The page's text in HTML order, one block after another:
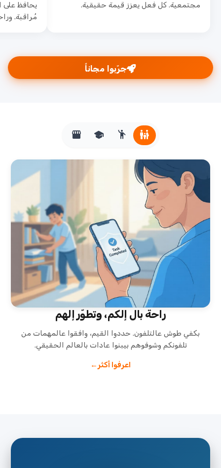
مجتمعية. كل فعل يعزز قيمة حقيقية.
يحافظ على
مُراقبة.
جرّبوا مجاناً
family_restroom
emoji_people
school
storefront
راحة بال إلكم، وتطوّر إلهم
بكفي طوش عالتلفون. حددوا القيم، وافقوا عالمهمات من
تلفونكم وشوفوهم بيبنوا عادات بالعالم الحقيقي.
اعرفوا أكثر →